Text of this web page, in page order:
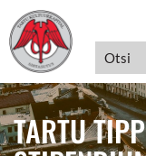
TARTU